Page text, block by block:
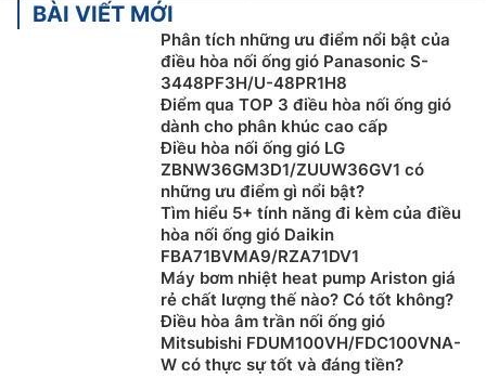
BÀI VIẾT MỚI
Phân tích những ưu điểm nổi bật của
điều hòa nối ống gió Panasonic S-
3448PF3H/U-48PR1H8
Điểm qua TOP 3 điều hòa nối ống gió
dành cho phân khúc cao cấp
Điều hòa nối ống gió LG
ZBNW36GM3D1/ZUUW36GV1 có
những ưu điểm gì nổi bật?
Tìm hiểu 5+ tính năng đi kèm của điều
hòa nối ống gió Daikin
FBA71BVMA9/RZA71DV1
Máy bơm nhiệt heat pump Ariston giá
rẻ chất lượng thế nào? Có tốt không?
Điều hòa âm trần nối ống gió
Mitsubishi FDUM100VH/FDC100VNA-
W có thực sự tốt và đáng tiền?